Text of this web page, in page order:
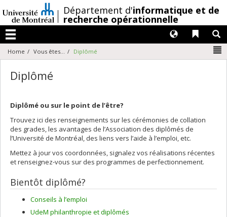
au
contenu
/Département d'informatique et de
recherche opérationnelle
Menu
Liens
Langues
Home Vous êtes... Diplômé
Diplômé
Diplômé ou sur le point de l’être?
Trouvez ici des renseignements sur les cérémonies de collation
des grades, les avantages de l’Association des diplômés de
l’Université de Montréal, des liens vers l’aide à l’emploi, etc.
Mettez à jour vos coordonnées, signalez vos réalisations récentes
et renseignez-vous sur des programmes de perfectionnement.
Bientôt diplômé?
Conseils à l’emploi
UdeM philanthropie et diplômés